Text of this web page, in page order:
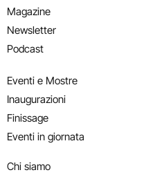
Magazine
Newsletter
Podcast
Eventi e Mostre
Inaugurazioni
Finissage
Eventi in giornata
Chi siamo